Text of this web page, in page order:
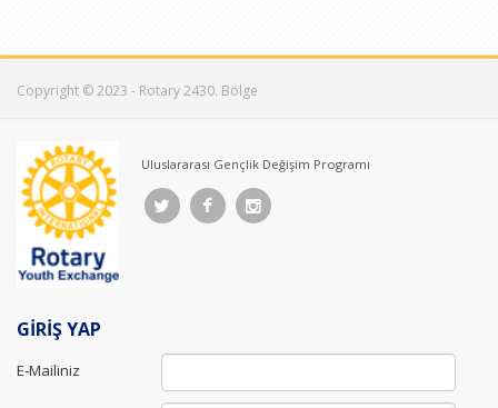
Copyright © 2023 - Rotary 2430. Bölge
Uluslararası Gençlik Değişim Programı
GİRİŞ YAP
E-Mailiniz